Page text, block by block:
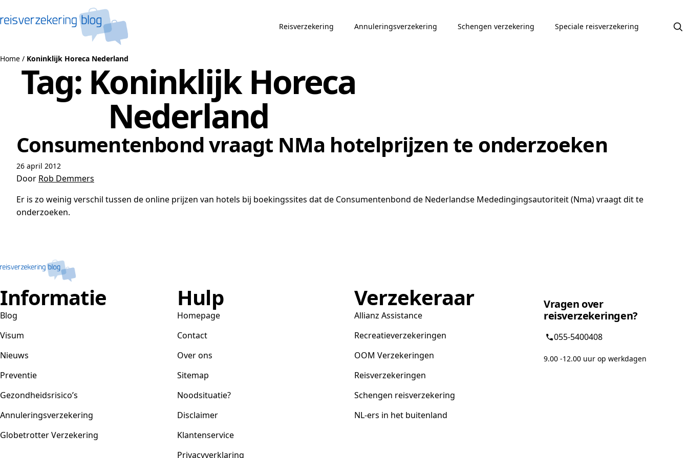
Reisverzekering Annuleringsverzekering Schengen verzekering Speciale reisverzekering
Home / Koninklijk Horeca Nederland
Tag: Koninklijk Horeca
Nederland
Consumentenbond vraagt NMa hotelprijzen te onderzoeken
26 april 2012
Door Rob Demmers
Er is zo weinig verschil tussen de online prijzen van hotels bij boekingssites dat de Consumentenbond de Nederlandse Mededingingsautoriteit (Nma) vraagt dit te
onderzoeken.
Informatie
Blog
Visum
Nieuws
Preventie
Gezondheidsrisico’s
Annuleringsverzekering
Globetrotter Verzekering
Hulp
Homepage
Contact
Over ons
Sitemap
Noodsituatie?
Disclaimer
Klantenservice
Privacyverklaring
Verzekeraar
Allianz Assistance
Recreatieverzekeringen
OOM Verzekeringen
Reisverzekeringen
Schengen reisverzekering
NL-ers in het buitenland
Vragen over
reisverzekeringen?
055-5400408
9.00 -12.00 uur op werkdagen